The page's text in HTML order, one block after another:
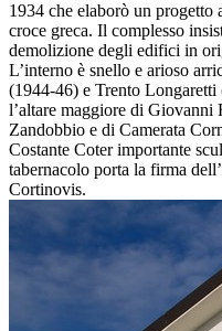
1934 che elaborò un progetto
croce greca. Il complesso
demolizione degli edifici in
L’interno è snello e arioso
(1944-46) e Trento
l’altare maggiore di Giovanni
Zandobbio e di Camerata
Costante Coter importante
tabernacolo porta la firma
Cortinovis.